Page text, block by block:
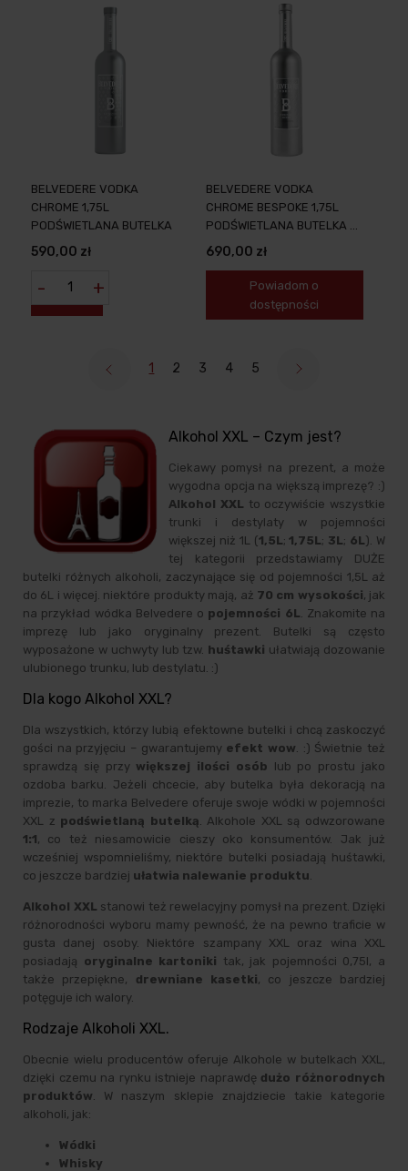
BELVEDERE VODKA
CHROME 1,75L
PODŚWIETLANA BUTELKA
590,00 zł
- +
BELVEDERE VODKA
CHROME BESPOKE 1,75L
PODŚWIETLANA BUTELKA +
PERSONALIZACJA
690,00 zł
Powiadom o
dostępności
1 2 3 4 5
Alkohol XXL – Czym jest?
Ciekawy pomysł na prezent, a może
wygodna opcja na większą imprezę? :)
Alkohol XXL to oczywiście wszystkie
trunki i destylaty w pojemności
większej niż 1L (1,5L;1,75L; 3L; 6L). W
tej kategorii przedstawiamy DUŻE
butelki różnych alkoholi, zaczynające się od pojemności 1,5L aż
do 6L i więcej. niektóre produkty mają, aż 70 cm wysokości, jak
na przykład wódka Belvedere o pojemności 6L . Znakomite na
imprezę lub jako oryginalny prezent. Butelki są często
wyposażone w uchwyty lub tzw. huśtawki ułatwiają dozowanie
ulubionego trunku, lub destylatu. :)
Dla kogo Alkohol XXL?
Dla wszystkich, którzy lubią efektowne butelki i chcą zaskoczyć
gości na przyjęciu – gwarantujemy efekt wow . :) Świetnie też
sprawdzą się przy większej ilości osób lub po prostu jako
ozdoba barku. Jeżeli chcecie, aby butelka była dekoracją na
imprezie, to marka Belvedere oferuje swoje wódki w pojemności
XXL z podświetlaną butelką . Alkohole XXL są odwzorowane
1:1, co też niesamowicie cieszy oko konsumentów. Jak już
wcześniej wspomnieliśmy, niektóre butelki posiadają huśtawki,
co jeszcze bardziej ułatwia nalewanie produktu
Alkohol XXL stanowi też rewelacyjny pomysł na prezent. Dzięki
różnorodności wyboru mamy pewność, że na pewno traficie w
gusta danej osoby. Niektóre szampany XXL oraz wina XXL
posiadają oryginalne kartoniki tak, jak pojemności 0,75l, a
także przepiękne, drewniane kasetki, co jeszcze bardziej
potęguje ich walory.
Rodzaje Alkoholi XXL.
Obecnie wielu producentów oferuje Alkohole w butelkach XXL,
dzięki czemu na rynku istnieje naprawdę dużo różnorodnych
produktów . W naszym sklepie znajdziecie takie kategorie
alkoholi, jak:
Wódki
Whisky